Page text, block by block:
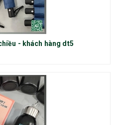
- khách hàng dt5